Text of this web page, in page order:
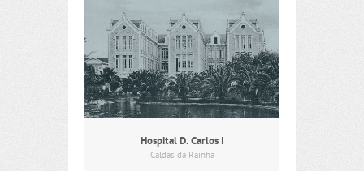
Hospital D. Carlos I
Caldas da Rainha